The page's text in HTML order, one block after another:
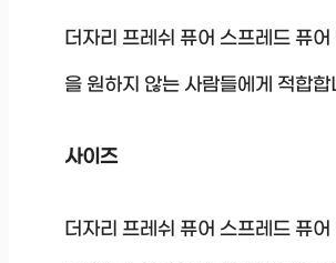
더자리 프레쉬 퓨어 스프레드 퓨
을 원하지 않는 사람들에게 적합합
사이즈
더자리 프레쉬 퓨어 스프레드 퓨